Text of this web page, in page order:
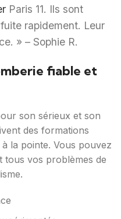
Paris 11. Ils sont
rapidement. Leur
» – Sophie R.
fiable et
son sérieux et son
des formations
la pointe. Vous pouvez
tous vos problèmes de